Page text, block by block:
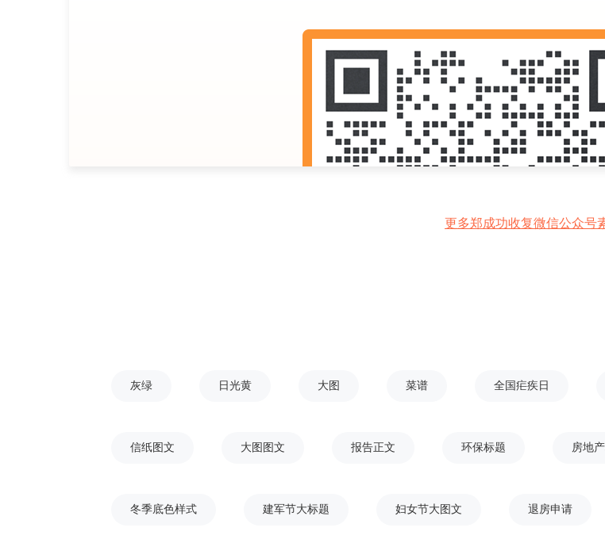
更多郑成功收复微信公众号
灰绿 日光黄 大图 菜谱 全国疟疾日
信纸图文 大图图文 报告正文 环保标题 房地
冬季底色样式 建军节大标题 妇女节大图文 退房申请